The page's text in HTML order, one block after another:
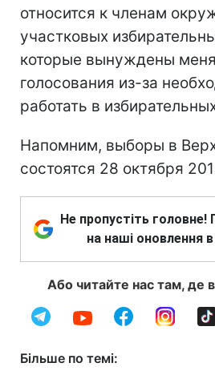
относится к членам
участковых
которые вынуждены
голосования из-за
работать в
Напомним, выборы в
состоятся 28 октября
Не пропустіть головне!
на наші оновлення
Або читайте нас там, де
Більше по темі: